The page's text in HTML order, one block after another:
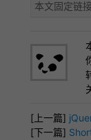
本文固定链接
[上一篇]
[下一篇]